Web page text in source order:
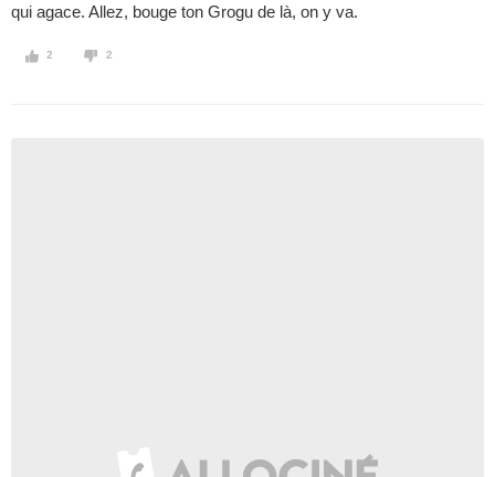
qui agace. Allez, bouge ton Grogu de là, on y va.
2 2